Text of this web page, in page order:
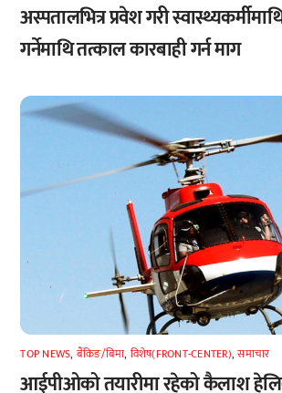
अस्पतालभित्र प्रवेश गरी
गर्नेमाथि तत्काल कारबाही गर्न माग
TOP NEWS, बैंकिङ/बिमा, विशेष(FRONT-CENTER),समाचार
आईपीओको तयारीमा रहेको कैलाश